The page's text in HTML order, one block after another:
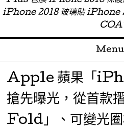
iPhone 2018 玻璃貼 iPhone
Skip to content
Apple 蘋果「
搶先曝光，從首
Fold」、可變光圈